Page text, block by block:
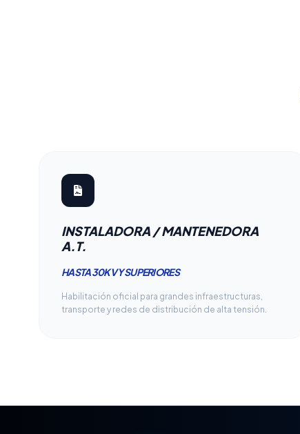
INSTALADORA / MANTENEDORA
A.T.
HASTA 30KV Y SUPERIORES
Habilitación oficial para grandes infraestructuras,
transporte y redes de distribución de alta tensión.